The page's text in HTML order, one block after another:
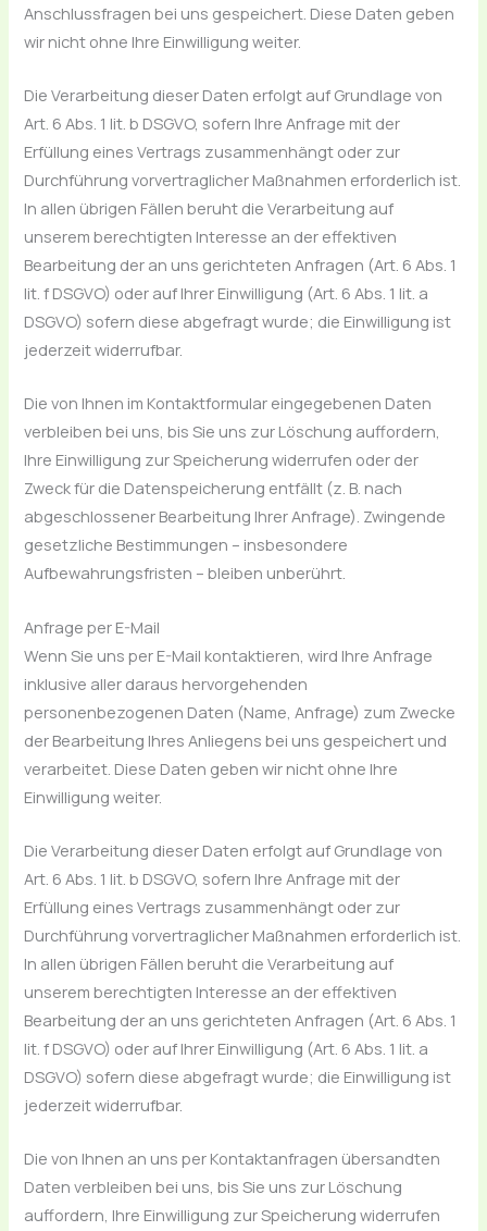
Anschlussfragen bei uns gespeichert. Diese Daten geben
wir nicht ohne Ihre Einwilligung weiter.
Die Verarbeitung dieser Daten erfolgt auf Grundlage von
Art. 6 Abs. 1 lit. b DSGVO, sofern Ihre Anfrage mit der
Erfüllung eines Vertrags zusammenhängt oder zur
Durchführung vorvertraglicher Maßnahmen erforderlich ist.
In allen übrigen Fällen beruht die Verarbeitung auf
unserem berechtigten Interesse an der effektiven
Bearbeitung der an uns gerichteten Anfragen (Art. 6 Abs. 1
lit. f DSGVO) oder auf Ihrer Einwilligung (Art. 6 Abs. 1 lit. a
DSGVO) sofern diese abgefragt wurde; die Einwilligung ist
jederzeit widerrufbar.
Die von Ihnen im Kontaktformular eingegebenen Daten
verbleiben bei uns, bis Sie uns zur Löschung auffordern,
Ihre Einwilligung zur Speicherung widerrufen oder der
Zweck für die Datenspeicherung entfällt (z. B. nach
abgeschlossener Bearbeitung Ihrer Anfrage). Zwingende
gesetzliche Bestimmungen – insbesondere
Aufbewahrungsfristen – bleiben unberührt.
Anfrage per E-Mail
Wenn Sie uns per E-Mail kontaktieren, wird Ihre Anfrage
inklusive aller daraus hervorgehenden
personenbezogenen Daten (Name, Anfrage) zum Zwecke
der Bearbeitung Ihres Anliegens bei uns gespeichert und
verarbeitet. Diese Daten geben wir nicht ohne Ihre
Einwilligung weiter.
Die Verarbeitung dieser Daten erfolgt auf Grundlage von
Art. 6 Abs. 1 lit. b DSGVO, sofern Ihre Anfrage mit der
Erfüllung eines Vertrags zusammenhängt oder zur
Durchführung vorvertraglicher Maßnahmen erforderlich ist.
In allen übrigen Fällen beruht die Verarbeitung auf
unserem berechtigten Interesse an der effektiven
Bearbeitung der an uns gerichteten Anfragen (Art. 6 Abs. 1
lit. f DSGVO) oder auf Ihrer Einwilligung (Art. 6 Abs. 1 lit. a
DSGVO) sofern diese abgefragt wurde; die Einwilligung ist
jederzeit widerrufbar.
Die von Ihnen an uns per Kontaktanfragen übersandten
Daten verbleiben bei uns, bis Sie uns zur Löschung
auffordern, Ihre Einwilligung zur Speicherung widerrufen